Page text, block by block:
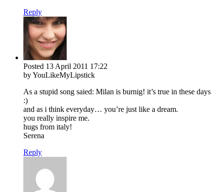
Reply
Posted 13 April 2011 17:22
by YouLikeMyLipstick
As a stupid song saied: Milan is burnig! it’s true in these days
:)
and as i think everyday… you’re just like a dream.
you really inspire me.
hugs from italy!
Serena
Reply